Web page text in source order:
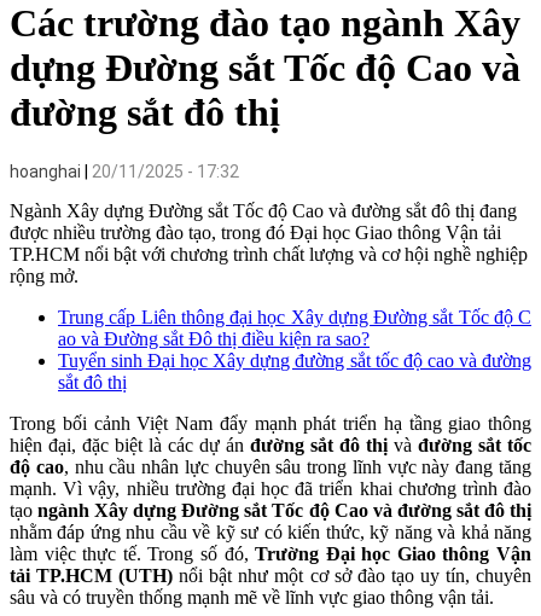
Các trường đào tạo ngành Xây
dựng Đường sắt Tốc độ Cao và
đường sắt đô thị
hoanghai 20/11/2025 - 17:32
Ngành Xây dựng Đường sắt Tốc độ Cao và đường sắt đô thị đang
được nhiều trường đào tạo, trong đó Đại học Giao thông Vận tải
TP.HCM nổi bật với chương trình chất lượng và cơ hội nghề nghiệp
rộng mở.
Trung cấp Liên thông đại học Xây dựng Đường sắt Tốc độ C
ao và Đường sắt Đô thị điều kiện ra sao?
Tuyển sinh Đại học Xây dựng đường sắt tốc độ cao và đường
sắt đô thị
Trong bối cảnh Việt Nam đẩy mạnh phát triển hạ tầng giao thông
hiện đại, đặc biệt là các dự án đường sắt đô thị và đường sắt tốc
độ cao, nhu cầu nhân lực chuyên sâu trong lĩnh vực này đang tăng
mạnh. Vì vậy, nhiều trường đại học đã triển khai chương trình đào
tạongành Xây dựng Đường sắt Tốc độ Cao và đường sắt đô thị
nhằm đáp ứng nhu cầu về kỹ sư có kiến thức, kỹ năng và khả năng
làm việc thực tế. Trong số đó,Trường Đại học Giao thông Vận
tải TP.HCM (UTH) nổi bật như một cơ sở đào tạo uy tín, chuyên
sâu và có truyền thống mạnh mẽ về lĩnh vực giao thông vận tải.